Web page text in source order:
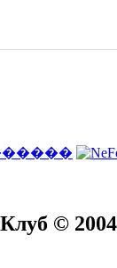
©